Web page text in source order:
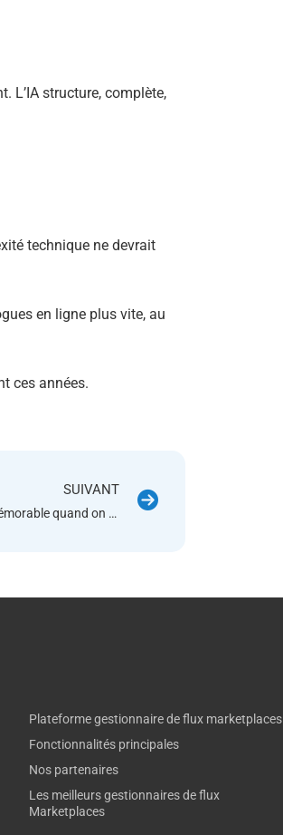
L’IA structure, complète,
technique ne devrait
en ligne plus vite, au
ces années.
SUIVANT
Comment rendre sa marque mémorable quand on est vendeur Amazon
Plateforme gestionnaire de flux marketplaces
Fonctionnalités principales
Nos partenaires
Les meilleurs gestionnaires de flux
Marketplaces